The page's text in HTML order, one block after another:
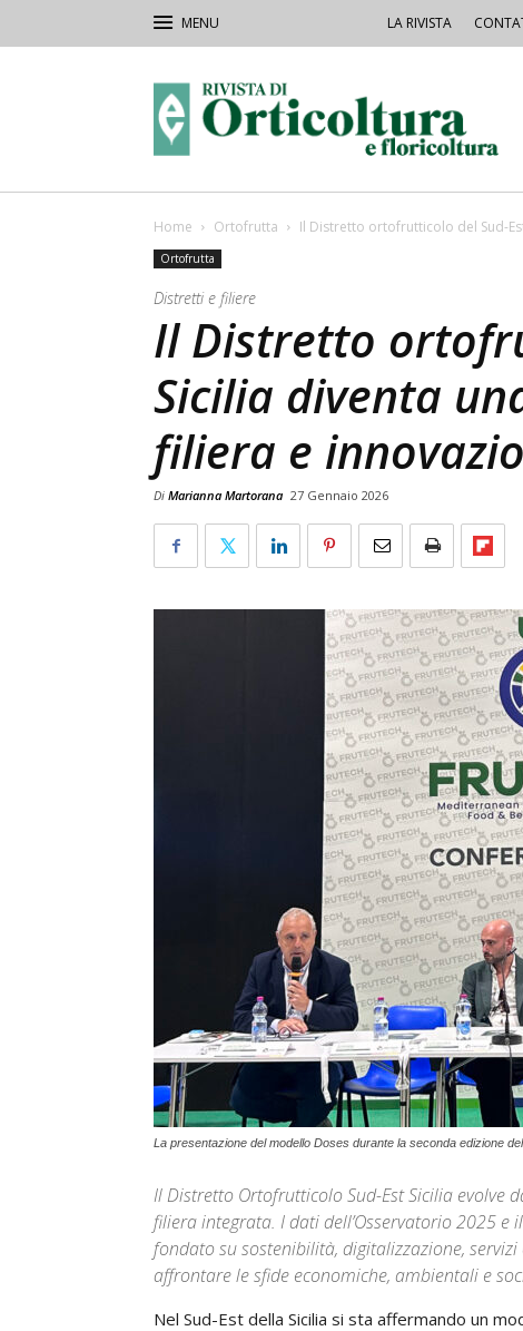
LA RIVISTA
Orticoltura
Home Ortofrutta Il Distretto ortofrutticolo del Sud-
Ortofrutta
Distretti e filiere
Il Distretto
Sicilia diventa
filiera e
Di Marianna Martorana 27 Gennaio 2026
La presentazione del modello Doses durante la seconda edizione
Il Distretto Ortofrutticolo Sud-Est Sicilia evolve
filiera integrata. I dati dell’Osservatorio 2025
fondato su sostenibilità, digitalizzazione,
affrontare le sfide economiche, ambientali e
Nel Sud-Est della Sicilia si sta affermando un